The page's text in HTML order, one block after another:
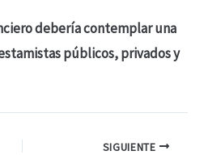
debería contemplar una
públicos, privados y
SIGUIENTE